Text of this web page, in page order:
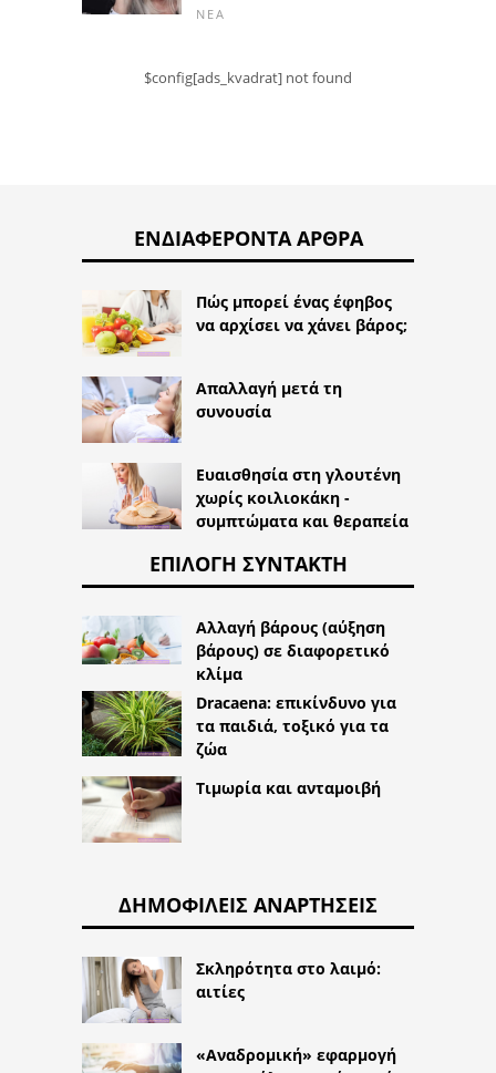
ΝΈΑ
$config[ads_kvadrat] not found
ΕΝΔΙΑΦΈΡΟΝΤΑ ΆΡΘΡΑ
Πώς μπορεί ένας έφηβος
να αρχίσει να χάνει βάρος;
Απαλλαγή μετά τη
συνουσία
Ευαισθησία στη γλουτένη
χωρίς κοιλιοκάκη -
συμπτώματα και θεραπεία
ΕΠΙΛΟΓΉ ΣΥΝΤΆΚΤΗ
Αλλαγή βάρους (αύξηση
βάρους) σε διαφορετικό
κλίμα
Dracaena: επικίνδυνο για
τα παιδιά, τοξικό για τα
ζώα
Τιμωρία και ανταμοιβή
ΔΗΜΟΦΙΛΕΊΣ ΑΝΑΡΤΉΣΕΙΣ
Σκληρότητα στο λαιμό:
αιτίες
«Αναδρομική» εφαρμογή